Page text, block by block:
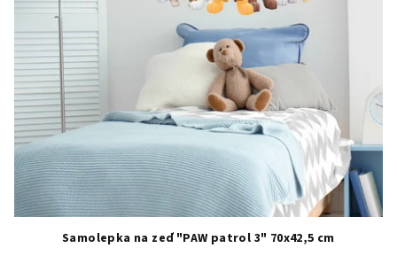
Samolepka na zeď "PAW patrol 3" 70x42,5 cm